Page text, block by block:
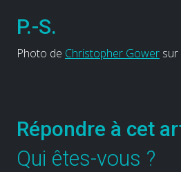
P.-S.
Photo de Christopher Gower sur
Répondre à cet
Qui êtes-vous ?